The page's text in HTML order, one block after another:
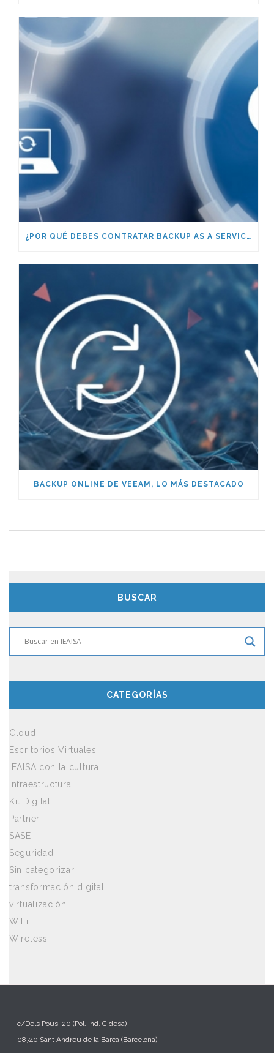
¿POR QUÉ DEBES CONTRATAR BACKUP AS A SERVICE (BAAS)?
BACKUP ONLINE DE VEEAM, LO MÁS DESTACADO
BUSCAR
CATEGORÍAS
Cloud
Escritorios Virtuales
IEAISA con la cultura
Infraestructura
Kit Digital
Partner
SASE
Seguridad
Sin categorizar
transformación digital
virtualización
WiFi
Wireless
c/Dels Pous, 20 (Pol. Ind. Cidesa)
08740 Sant Andreu de la Barca (Barcelona)